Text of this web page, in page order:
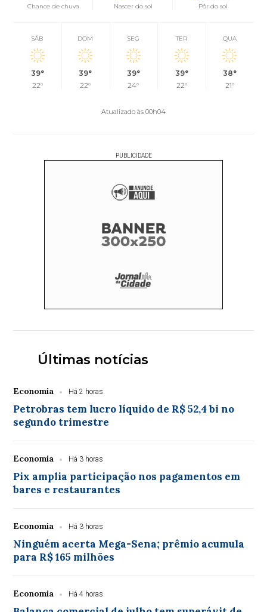
Chance de chuva
Nascer do sol Pôr do sol
SÁB
39°
22°
DOM
39°
22°
SEG
39°
24°
TER
39°
22°
QUA
38°
21°
Atualizado às 00h04
PUBLICIDADE
Últimas notícias
Economia Há 2 horas
Petrobras tem lucro líquido de R$ 52,4 bi no
segundo trimestre
Economia Há 3 horas
Pix amplia participação nos pagamentos em
bares e restaurantes
Economia Há 3 horas
Ninguém acerta Mega-Sena; prêmio acumula
para R$ 165 milhões
Economia Há 4 horas